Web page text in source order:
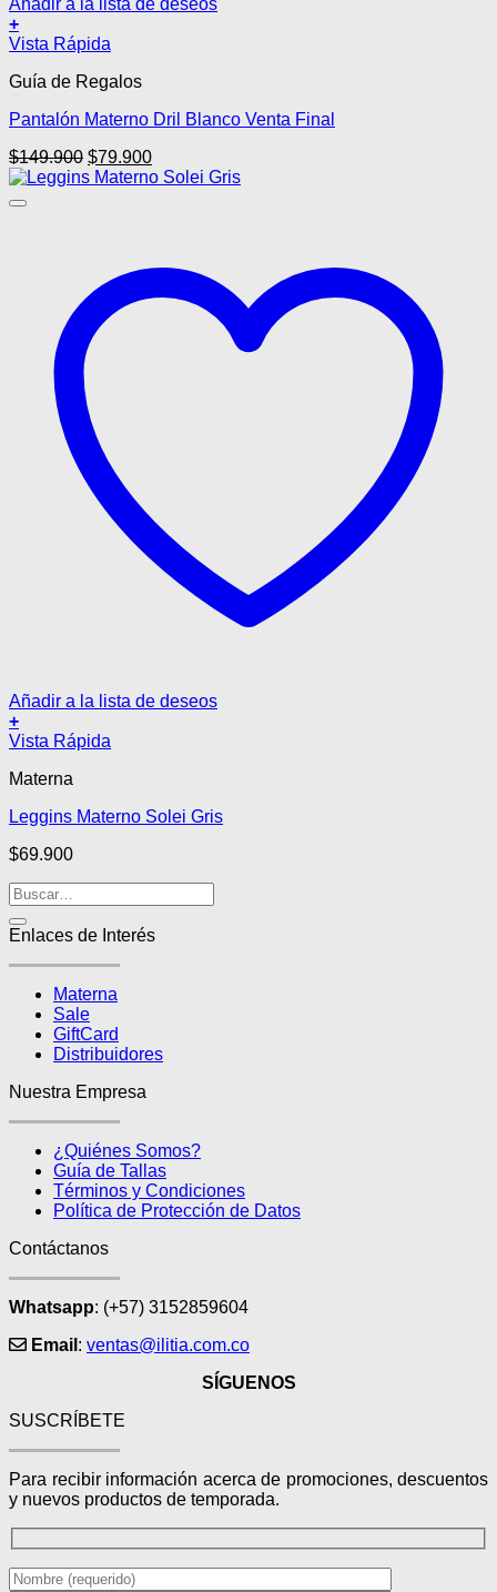
Añadir a la lista de deseos
+
Este
tiene
variantes.
opciones
se
pueden
producto
Vista Rápida
Guía de Regalos
Pantalón Materno Dril Blanco Venta Final
$149.900 El
precio
$79.900El
precio
Añadir a la lista de deseos
+
Este
tiene
variantes.
opciones
se
pueden
elegir
en
la
producto
Vista Rápida
Materna
Leggins Materno Solei Gris
$69.900
Enlaces de Interés
Materna
Sale
GiftCard
Distribuidores
Nuestra Empresa
¿Quiénes Somos?
Guía de Tallas
Términos y Condiciones
Política de Protección de Datos
Contáctanos
Whatsapp: (+57) 3152859604
Email : ventas@ilitia.com.co
SÍGUENOS
SUSCRÍBETE
Para recibir información acerca de promociones, descuentos
y nuevos productos de temporada.